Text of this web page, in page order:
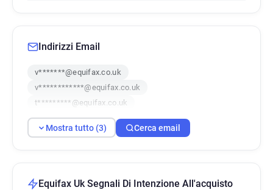
Indirizzi Email
v*******@equifax.co.uk
v************@equifax.co.uk
t*********@equifax.co.uk
Mostra tutto (3) Cerca email
Equifax Uk Segnali Di Intenzione All'acquisto